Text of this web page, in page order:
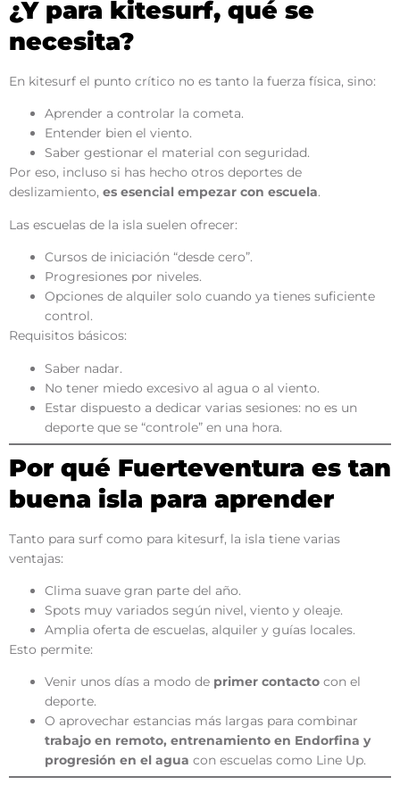
¿Y para kitesurf, qué se
necesita?
En kitesurf el punto crítico no es tanto la fuerza física, sino:
Aprender a controlar la cometa.
Entender bien el viento.
Saber gestionar el material con seguridad.
Por eso, incluso si has hecho otros deportes de
deslizamiento, es esencial empezar con escuela.
Las escuelas de la isla suelen ofrecer:
Cursos de iniciación “desde cero”.
Progresiones por niveles.
Opciones de alquiler solo cuando ya tienes suficiente
control.
Requisitos básicos:
Saber nadar.
No tener miedo excesivo al agua o al viento.
Estar dispuesto a dedicar varias sesiones: no es un
deporte que se “controle” en una hora.
Por qué Fuerteventura es tan
buena isla para aprender
Tanto para surf como para kitesurf, la isla tiene varias
ventajas:
Clima suave gran parte del año.
Spots muy variados según nivel, viento y oleaje.
Amplia oferta de escuelas, alquiler y guías locales.
Esto permite:
Venir unos días a modo de primer contacto con el
deporte.
O aprovechar estancias más largas para combinar
trabajo en remoto, entrenamiento en Endorfina y
progresión en el agua con escuelas como Line Up.